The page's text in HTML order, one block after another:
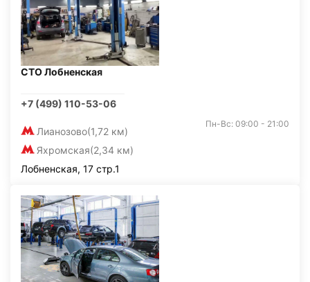
СТО Лобненская
+7 (499) 110-53-06
Лианозово(1,72 км)
Яхромская(2,34 км)
Пн-Вс: 09:00 - 21:00
Лобненская, 17 стр.1